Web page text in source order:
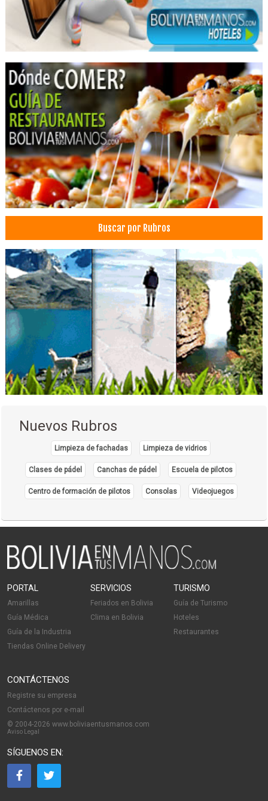
Buscar por Rubros
Nuevos Rubros
Limpieza de fachadas Limpieza de vidrios
Clases de pádel Canchas de pádel Escuela de pilotos
Centro de formación de pilotos Consolas Videojuegos
PORTAL
Amarillas
Guía Médica
Guía de la Industria
Tiendas Online Delivery
SERVICIOS
Feriados en Bolivia
Clima en Bolivia
TURISMO
Guía de Turismo
Hoteles
Restaurantes
CONTÁCTENOS
Registre su empresa
Contáctenos por e-mail
© 2004-2026 www.boliviaentusmanos.com
Aviso Legal
SÍGUENOS EN: